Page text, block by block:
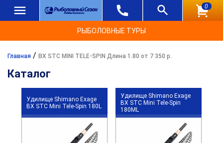
0
РЫБОЛОВНЫЕ ТУРЫ
Главная / BX STC MINI TELE-SPIN Длина 1.80 от 7 350 р.
Каталог
Удилище Shimano Exage
BX STC Mini Tele-Spin 180L
Удилище Shimano Exage
BX STC Mini Tele-Spin
180ML